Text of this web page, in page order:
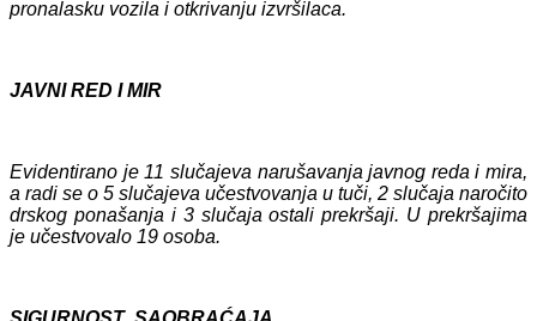
pronalasku vozila i otkrivanju izvršilaca.
JAVNI RED I MIR
Evidentirano je 11 slučajeva narušavanja javnog reda i mira,
a radi se o 5 slučajeva učestvovanja u tuči, 2 slučaja naročito
drskog ponašanja i 3 slučaja ostali prekršaji. U prekršajima
je učestvovalo 19 osoba.